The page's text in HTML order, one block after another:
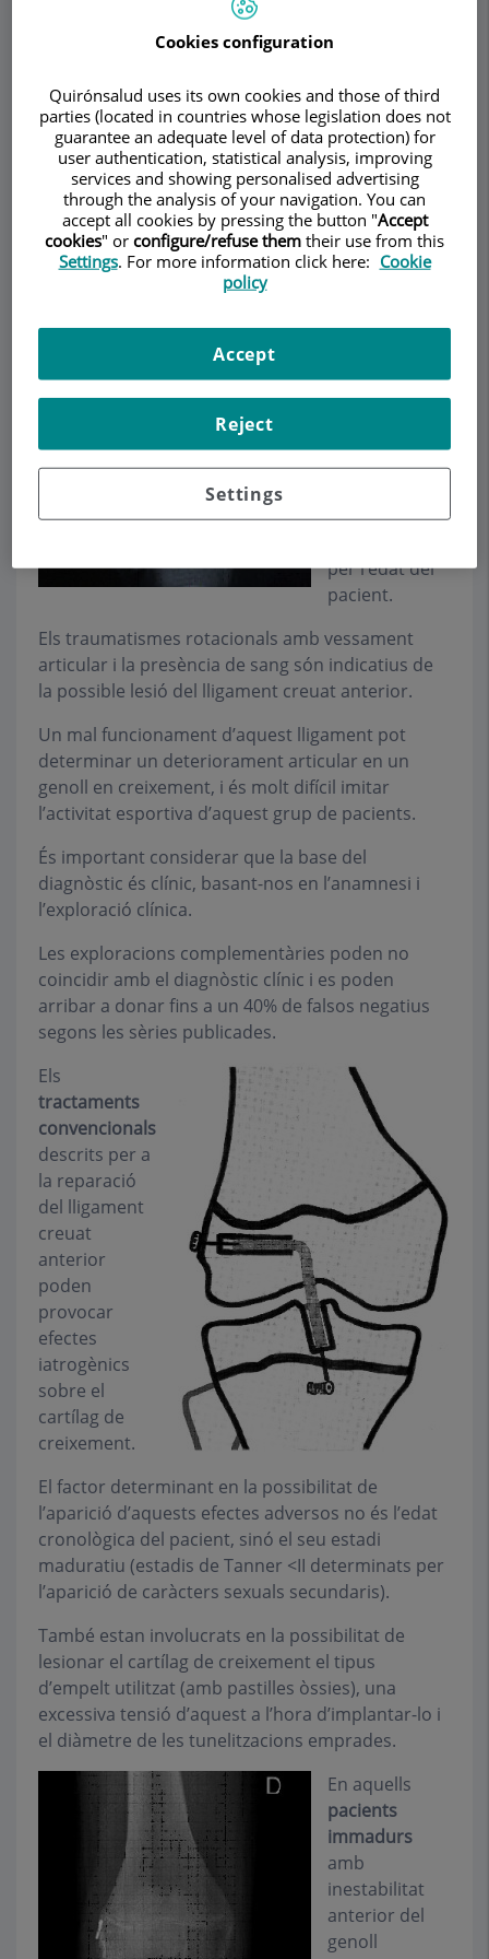
DescripcióServeisEquipContacte Horari
Demanar Cita
Lesions esportives al genoll
en creixement
Leslesions
també es
pacients
s’han
per l’edat del
pacient.
Els traumatismes rotacionals amb vessament
articular i la presència de sang són indicatius de
la possible lesió del lligament creuat anterior.
Un mal funcionament d’aquest lligament pot
determinar un deteriorament articular en un
genoll en creixement, i és molt difícil imitar
l’activitat esportiva d’aquest grup de pacients.
És important considerar que la base del
diagnòstic és clínic, basant-nos en l’anamnesi i
l’exploració clínica.
Les exploracions complementàries poden no
coincidir amb el diagnòstic clínic i es poden
arribar a donar fins a un 40% de falsos negatius
segons les sèries publicades.
Els
tractaments
convencionals
descrits per a
la reparació
del lligament
creuat
anterior
poden
provocar
efectes
iatrogènics
sobre el
cartílag de
creixement.
El factor determinant en la possibilitat de
l’aparició d’aquests efectes adversos no és l’edat
cronològica del pacient, sinó el seu estadi
maduratiu (estadis de Tanner <II determinats per
l’aparició de caràcters sexuals secundaris).
També estan involucrats en la possibilitat de
lesionar el cartílag de creixement el tipus
d’empelt utilitzat (amb pastilles òssies), una
excessiva tensió d’aquest a l’hora d’implantar-lo i
el diàmetre de les tunelitzacions emprades.
En aquells
pacients
immadurs
amb
inestabilitat
anterior del
genoll
Cookies configuration
Quirónsalud uses its own cookies and those of third
parties (located in countries whose legislation does not
guarantee an adequate level of data protection) for
user authentication, statistical analysis, improving
services and showing personalised advertising
through the analysis of your navigation. You can
accept all cookies by pressing the button "Accept
cookies" or configure/refuse them their use from this
Settings. For more information click here: Cookie
policy
Settings
Reject
Accept